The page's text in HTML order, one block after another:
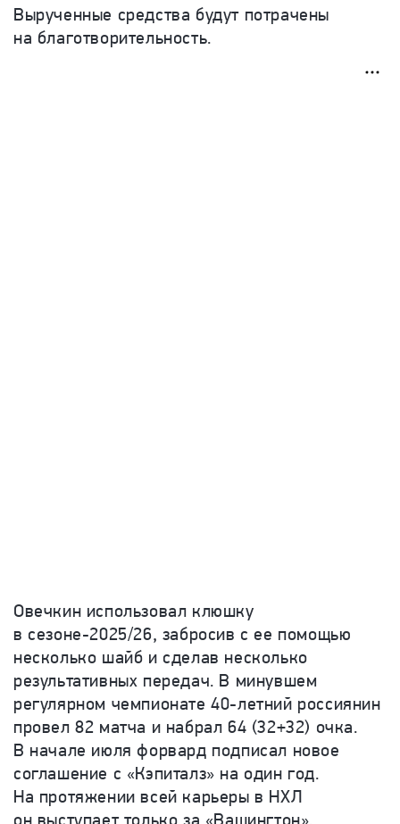
Вырученные средства будут потрачены
на благотворительность.
Овечкин использовал клюшку
в сезоне-2025/26, забросив с ее помощью
несколько шайб и сделав несколько
результативных передач. В минувшем
регулярном чемпионате 40-летний россиянин
провел 82 матча и набрал 64 (32+32) очка.
В начале июля форвард подписал новое
соглашение с «Кэпиталз» на один год.
На протяжении всей карьеры в НХЛ
он выступает только за «Вашингтон».